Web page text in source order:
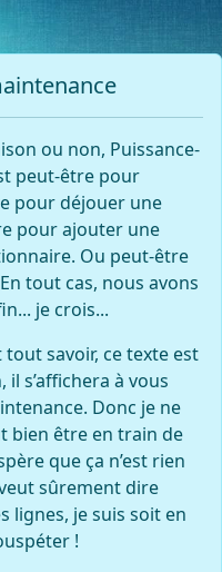
ou non, Puissance-
peut-être pour
pour déjouer une
pour ajouter une
Ou peut-être
tout cas, nous avons
je crois...
savoir, ce texte est
s’affichera à vous
Donc je ne
bien être en train de
que ça n’est rien
sûrement dire
lignes, je suis soit en
!